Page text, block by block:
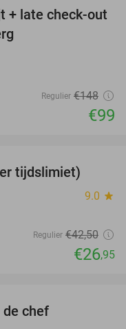
33%
+ late check-out
Regulier €148
€99
tijdslimiet)
9.0 star
Regulier €42,50
€26,95
chef